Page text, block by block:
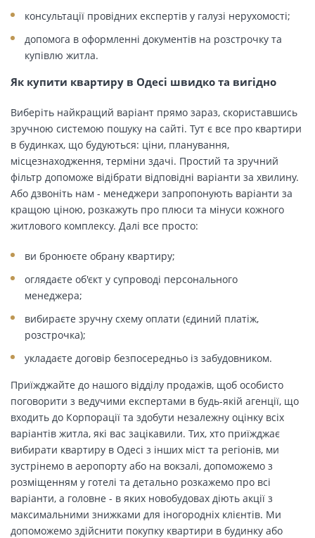
консультації провідних експертів у галузі нерухомості;
допомога в оформленні документів на розстрочку та
купівлю житла.
Як купити квартиру в Одесі швидко та вигідно
Виберіть найкращий варіант прямо зараз, скориставшись
зручною системою пошуку на сайті. Тут є все про квартири
в будинках, що будуються: ціни, планування,
місцезнаходження, терміни здачі. Простий та зручний
фільтр допоможе відібрати відповідні варіанти за хвилину.
Або дзвоніть нам - менеджери запропонують варіанти за
кращою ціною, розкажуть про плюси та мінуси кожного
житлового комплексу. Далі все просто:
ви бронюєте обрану квартиру;
оглядаєте об'єкт у супроводі персонального
менеджера;
вибираєте зручну схему оплати (єдиний платіж,
розстрочка);
укладаєте договір безпосередньо із забудовником.
Приїжджайте до нашого відділу продажів, щоб особисто
поговорити з ведучими експертами в будь-якій агенції, що
входить до Корпорації та здобути незалежну оцінку всіх
варіантів житла, які вас зацікавили. Тих, хто приїжджає
вибирати квартиру в Одесі з інших міст та регіонів, ми
зустрінемо в аеропорту або на вокзалі, допоможемо з
розміщенням у готелі та детально розкажемо про всі
варіанти, а головне - в яких новобудовах діють акції з
максимальними знижками для іногородніх клієнтів. Ми
допоможемо здійснити покупку квартири в будинку або